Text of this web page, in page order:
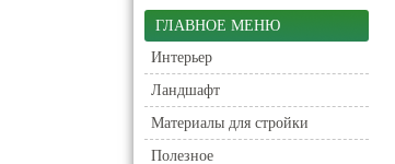
ГЛАВНОЕ МЕНЮ
Интерьер
Ландшафт
Материалы для стройки
Полезное